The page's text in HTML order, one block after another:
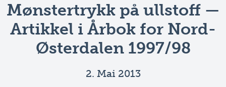
Mønstertrykk på ullstoff —
Artikkel i Årbok for Nord-
Østerdalen 1997/98
2. Mai 2013